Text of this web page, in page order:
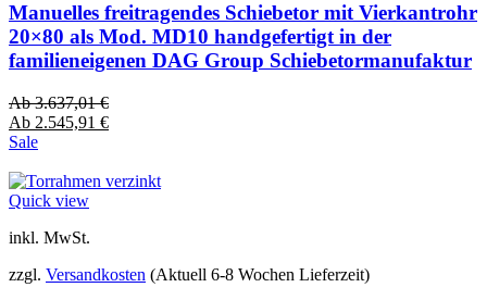
Manuelles freitragendes Schiebetor mit Vierkantrohr
20×80 als Mod. MD10 handgefertigt in der
familieneigenen DAG Group Schiebetormanufaktur
Ab3.637,01€
Ab 2.545,91 €
Sale
Quick view
inkl. MwSt.
zzgl. Versandkosten (Aktuell 6-8 Wochen Lieferzeit)